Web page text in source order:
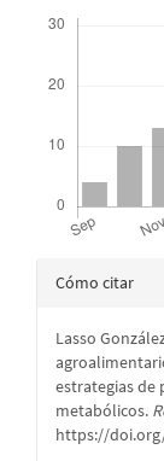
Detalles
artículo
Cómo citar
Lasso
estrategias de
metabólicos.
https://